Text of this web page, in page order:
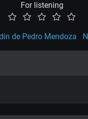
For listening
de Pedro Mendoza